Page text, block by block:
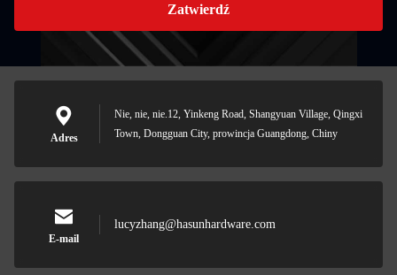
Zatwierdź
Adres
Nie, nie, nie.12, Yinkeng Road, Shangyuan Village, Qingxi
Town, Dongguan City, prowincja Guangdong, Chiny
E-mail
lucyzhang@hasunhardware.com